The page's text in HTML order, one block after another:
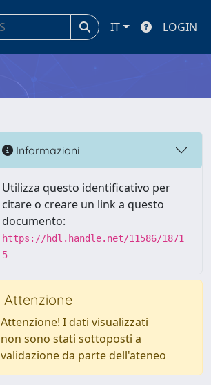
IT LOGIN
Informazioni
Utilizza questo identificativo per
citare o creare un link a questo
documento:
https://hdl.handle.net/11586/1871
5
Attenzione
Attenzione! I dati visualizzati
non sono stati sottoposti a
validazione da parte dell'ateneo